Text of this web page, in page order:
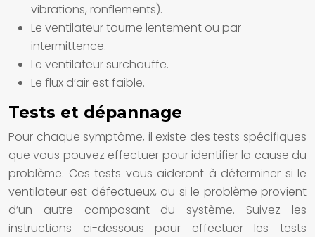
vibrations, ronflements).
Le ventilateur tourne lentement ou par
intermittence.
Le ventilateur surchauffe.
Le flux d’air est faible.
Tests et dépannage
Pour chaque symptôme, il existe des tests spécifiques
que vous pouvez effectuer pour identifier la cause du
problème. Ces tests vous aideront à déterminer si le
ventilateur est défectueux, ou si le problème provient
d’un autre composant du système. Suivez les
instructions ci-dessous pour effectuer les tests